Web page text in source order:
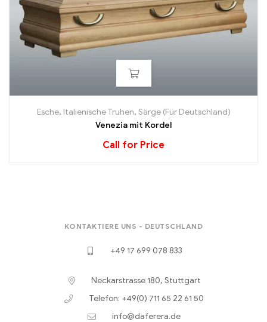
Esche, Italienische Truhen, Särge (Für Deutschland)
Venezia mit Kordel
Call for Price
KONTAKTIERE UNS - DEUTSCHLAND
+49 17 699 078 833
Neckarstrasse 180, Stuttgart
Telefon: +49(0) 711 65 22 61 50
info@daferera.de